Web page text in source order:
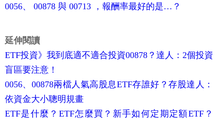
0056、 00878 與 00713 ，報酬率最好的是…？
延伸閱讀
ETF投資》我到底適不適合投資00878？達人：2個投資
盲區要注意！
0056、00878兩檔人氣高股息ETF存誰好？存股達人：
依資金大小聰明規畫
ETF是什麼？ETF怎麼買？新手如何定期定額ETF？